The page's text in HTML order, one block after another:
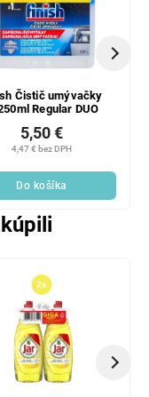
Čistič umývačky
Regular DUO
4,47 € bez DPH
5,50 €
Do košíka